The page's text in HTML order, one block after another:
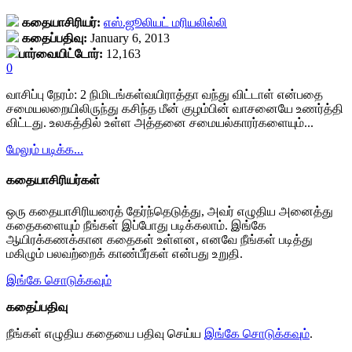
stars-
title-
average'>0
(0)
rating='0'
data-
rater-
starsize='16'
rater-
postid='9825'
data-
rater-
readonly-
>
</div>
<span
class='yasr-
stars-
average'>0
</div>
stars-
title-
container">
<div
title
yasr-
rater-
id='yasr-
votes-
rater-
4319237612a06'
data-
rating='0'
rater-
postid='9819'
கதையாசிரியர்: எஸ்.ஜூலியட் மரியலில்லி
கதைப்பதிவு: January 6, 2013
பார்வையிட்டோர்: 12,163
0
வாசிப்பு நேரம்: 2 நிமிடங்கள்வயிராத்தா வந்து விட்டாள் என்பதை
சமையலறையிலிருந்து கசிந்த மீன் குழம்பின் வாசனையே உணர்த்தி
விட்டது. உலகத்தில் உள்ள அத்தனை சமையல்காரர்களையும்...
மேலும் படிக்க...
about
வாழ்க்கைக்
குறிப்பு<div
class="yasr-
vv-
stars-
title-
container">
stars-
கதையாசிரியர்கள்
ஒரு கதையாசிரியரைத் தேர்ந்தெடுத்து, அவர் எழுதிய அனைத்து
கதைகளையும் நீங்கள் இப்போது படிக்கலாம். இங்கே
ஆயிரக்கணக்கான கதைகள் உள்ளன, எனவே நீங்கள் படித்து
மகிழும் பலவற்றைக் காண்பீர்கள் என்பது உறுதி.
இங்கே சொடுக்கவும்
கதைப்பதிவு
நீங்கள் எழுதிய கதையை பதிவு செய்ய இங்கே சொடுக்கவும்.